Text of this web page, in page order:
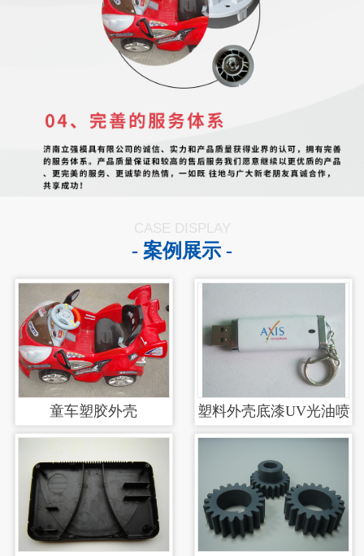
CASE DISPLAY
- 案例展示 -
童车塑胶外壳
塑料外壳底漆UV光油喷
涂加工